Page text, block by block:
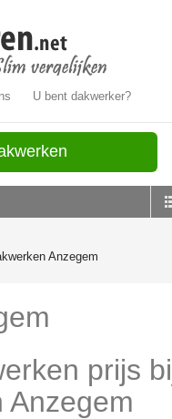
U bent dakwerker?
Anzegem
prijs
Anzegem